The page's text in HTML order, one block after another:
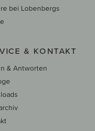
bei Lobenbergs
& KONTAKT
& Antworten